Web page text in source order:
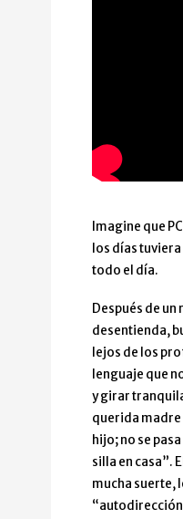
Imagine que
los días
todo el día.
Después de un
desentienda,
lejos de los
lenguaje que
y girar
querida madre
hijo; no se
silla en casa”.
mucha suerte,